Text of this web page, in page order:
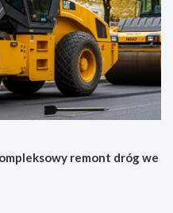
remont dróg we